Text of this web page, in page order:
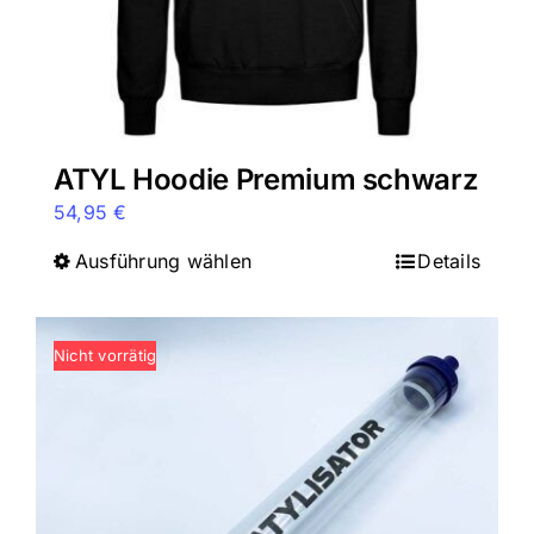
ATYL Hoodie Premium schwarz
54,95€
Ausführung wählenDieses
Optionen
können
Details
Nicht vorrätig